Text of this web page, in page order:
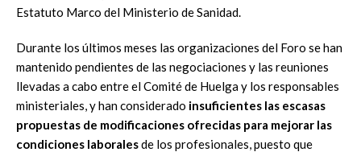
Estatuto Marco del Ministerio de Sanidad.
Durante los últimos meses las organizaciones del Foro se han
mantenido pendientes de las negociaciones y las reuniones
llevadas a cabo entre el Comité de Huelga y los responsables
ministeriales, y han considerado insuficientes las escasas
propuestas de modificaciones ofrecidas para mejorar las
condiciones laboralesde los profesionales, puesto que